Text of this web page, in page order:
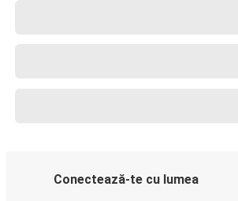
Conectează-te cu lumea